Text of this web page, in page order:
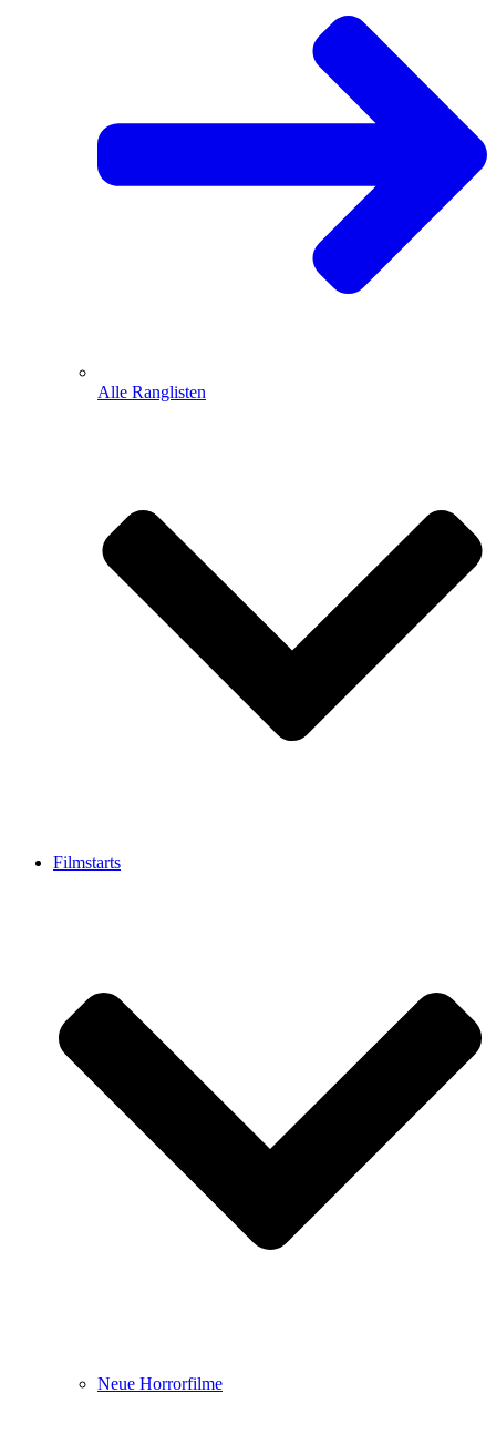
Alle Ranglisten
Filmstarts
Neue Horrorfilme